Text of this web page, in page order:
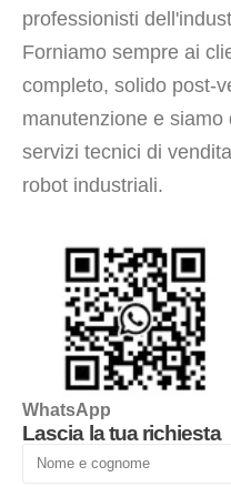
professionisti
Forniamo sempre ai
completo, solido post-
manutenzione e
servizi tecnici di
robot industriali.
WhatsApp
Lascia la tua richiesta